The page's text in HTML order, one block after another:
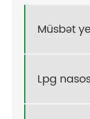
Müsbət
Lpg